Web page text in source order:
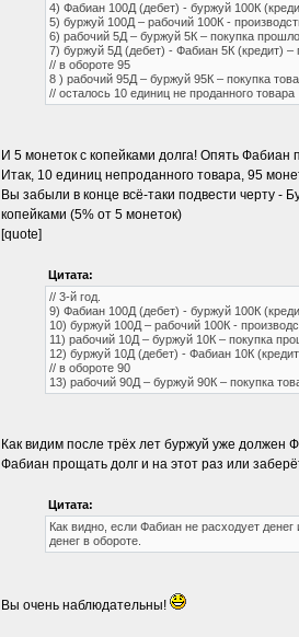
4) Фабиан 100Д (дебет) - буржуй 100К
5) буржуй 100Д – рабочий 100К -
6) рабочий 5Д – буржуй 5К – покупка
7) буржуй 5Д (дебет) - Фабиан 5К (кредит) –
// в обороте 95
8 ) рабочий 95Д – буржуй 95К – покупка
// осталось 10 единиц не проданного товара
И 5 монеток с копейками долга! Опять
Итак, 10 единиц непроданного товара, 95
Вы забыли в конце всё-таки подвести черту -
копейками (5% от 5 монеток)
[quote]
Цитата:
// 3-й год.
9) Фабиан 100Д (дебет) - буржуй 100К
10) буржуй 100Д – рабочий 100К -
11) рабочий 10Д – буржуй 10К – покупка
12) буржуй 10Д (дебет) - Фабиан 10К
// в обороте 90
13) рабочий 90Д – буржуй 90К – покупка
Как видим после трёх лет буржуй уже должен
Фабиан прощать долг и на этот раз или
Цитата:
Как видно, если Фабиан не расходует
денег в обороте.
Вы очень наблюдательны!